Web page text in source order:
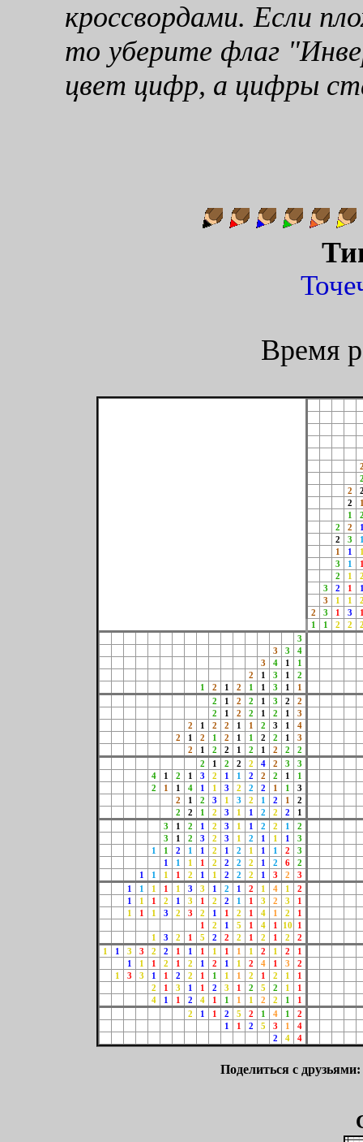
кроссвордами. Если
то уберите флаг
цвет цифр, а цифры
Время
2
2
1
2
2
2
3
1
1
3
1
2
1
3
2 1
3
1 1
2
3 1 3
1
1 2 2
3
3
3
4
3
4 1
1
2
1 3 1
2
1
2 1 2 1 1 3 1
1
2
1 2 2 1 3 2
2
2
1 2 2 1 2 1
3
2
1 2 2 1 1 2 3 1
4
2
1 2 1 2 1 1 2 2 1
3
2
1 2 2 1 2 1 2 2
2
2
1 2 2 2 4 2 3
3
4
1 2 1 3 2 1 1 2 2 2 1
1
2
1 1 4 1 1 3 2 2 2 1 1
3
2
1 2 3 1 3 2 1 2 1
2
2
2 1 2 3 1 1 2 2 2
1
3
1 2 1 2 3 1 1 2 2 1
2
3
1 2 3 2 3 1 2 1 1 1
3
1
1 2 1 1 2 1 2 1 1 1 2
3
1
1 1 1 2 2 2 2 1 2 6
2
1
1 1 1 2 1 1 2 2 2 1 3 2
3
1
1 1 1 1 3 3 1 2 1 2 1 4 1
2
1
1 1 2 1 3 1 2 2 1 1 3 2 3
1
1
1 1 3 2 3 2 1 1 2 1 4 1 2
1
1
2 1 5 1 4 1 10
1
1
3 2 1 5 2 2 2 1 2 1 2
2
1
1 3 3 2 2 1 1 1 1 1 1 1 2 1 2
1
1
1 1 2 1 2 1 2 1 1 2 4 1 3
2
1
3 3 1 1 2 2 1 1 1 1 2 1 2 1
1
2
1 3 1 1 2 3 1 2 5 2 1
1
4
1 1 2 4 1 1 1 1 2 2 1
1
2
1 1 2 5 2 1 4 1
2
1
1 2 5 3 1
4
2
4 4
Поделиться с друзьями: